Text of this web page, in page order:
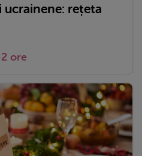
ucrainene: rețeta
ore